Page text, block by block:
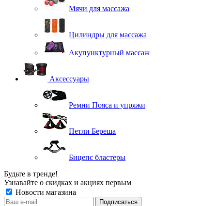
Мячи для массажа
Цилиндры для массажа
Акупунктурный массаж
Аксессуары
Ремни Пояса и упряжи
Петли Береша
Бицепс бластеры
Будьте в тренде!
Узнавайте о скидках и акциях первым
Новости магазина